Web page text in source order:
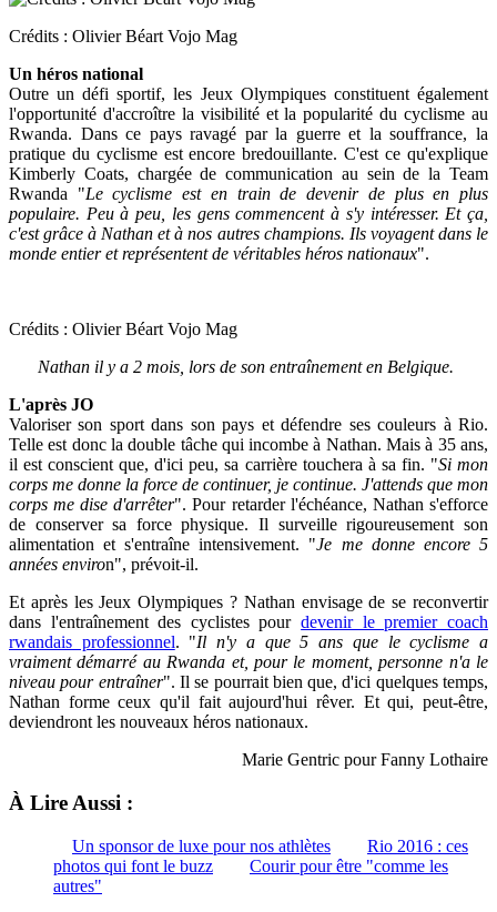
Crédits : Olivier Béart Vojo Mag
Un héros national
Outre un défi sportif, les Jeux Olympiques constituent également
l'opportunité d'accroître la visibilité et la popularité du cyclisme au
Rwanda. Dans ce pays ravagé par la guerre et la souffrance, la
pratique du cyclisme est encore bredouillante. C'est ce qu'explique
Kimberly Coats, chargée de communication au sein de la Team
Rwanda "Le cyclisme est en train de devenir de plus en plus
populaire. Peu à peu, les gens commencent à s'y intéresser. Et ça,
c'est grâce à Nathan et à nos autres champions. Ils voyagent dans le
monde entier et représentent de véritables héros nationaux".
Crédits : Olivier Béart Vojo Mag
Nathan il y a 2 mois, lors de son entraînement en Belgique.
L'après JO
Valoriser son sport dans son pays et défendre ses couleurs à Rio.
Telle est donc la double tâche qui incombe à Nathan. Mais à 35 ans,
il est conscient que, d'ici peu, sa carrière touchera à sa fin. "Si mon
corps me donne la force de continuer, je continue. J'attends que mon
corps me dise d'arrêter". Pour retarder l'échéance, Nathan s'efforce
de conserver sa force physique. Il surveille rigoureusement son
alimentation et s'entraîne intensivement. "Je me donne encore 5
années environ", prévoit-il.
Et après les Jeux Olympiques ? Nathan envisage de se reconvertir
dans l'entraînement des cyclistes pourdevenir le premier coach
rwandais professionnel. "Il n'y a que 5 ans que le cyclisme a
vraiment démarré au Rwanda et, pour le moment, personne n'a le
niveau pour entraîner". Il se pourrait bien que, d'ici quelques temps,
Nathan forme ceux qu'il fait aujourd'hui rêver. Et qui, peut-être,
deviendront les nouveaux héros nationaux.
Marie Gentric pour Fanny Lothaire
À Lire Aussi :
Un sponsor de luxe pour nos athlètes
Rio 2016 : ces
photos qui font le buzz
Courir pour être "comme les
autres"